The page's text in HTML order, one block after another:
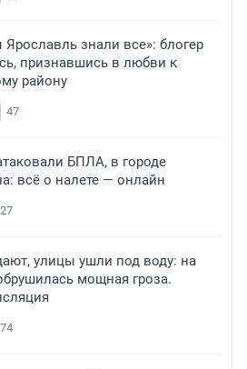
Ярославль знали все»: блогер
признавшись в любви к
району
47
БПЛА, в городе
всё о налете — онлайн
27
улицы ушли под воду: на
мощная гроза.
74